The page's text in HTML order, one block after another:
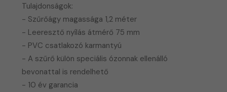
Tulajdonságok:
- Szűrőágy magassága 1,2 méter
- Leeresztő nyílás átmérő 75 mm
- PVC csatlakozó karmantyú
- A szűrő külön speciális ózonnak ellenálló
bevonattal is rendelhető
- 10 év garancia